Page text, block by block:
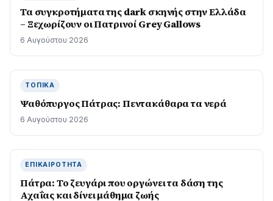
Τα συγκροτήματα της dark σκηνής στην Ελλάδα
– Ξεχωρίζουν οι Πατρινοί Grey Gallows
6 Αυγούστου 2026
ΤΟΠΙΚΆ
Ψαθόπυργος Πάτρας: Πεντακάθαρα τα νερά
6 Αυγούστου 2026
ΕΠΙΚΑΙΡΌΤΗΤΑ
Πάτρα: Το ζευγάρι που οργώνει τα δάση της
Αχαΐας και δίνει μάθημα ζωής